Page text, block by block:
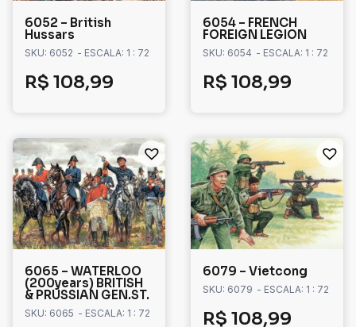
6052 – British
Hussars
SKU: 6052 - ESCALA: 1 : 72
R$ 108,99
6054 – FRENCH
FOREIGN LEGION
SKU: 6054 - ESCALA: 1 : 72
R$ 108,99
6065 – WATERLOO
(200years) BRITISH
& PRUSSIAN GEN.ST.
SKU: 6065 - ESCALA: 1 : 72
6079 – Vietcong
SKU: 6079 - ESCALA: 1 : 72
R$ 108,99